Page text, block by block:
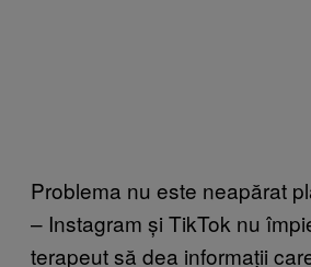
Problema nu este neapărat
– Instagram și TikTok nu
terapeut să dea informații